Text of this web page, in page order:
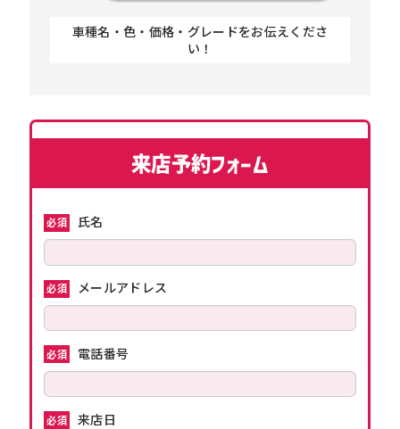
車種名・色・価格・グレードをお伝えくださ
い！
来店予約フォーム
必須 氏名
必須 メールアドレス
必須 電話番号
必須 来店日